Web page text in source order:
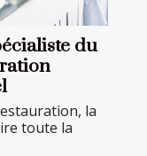
du
la
toute la